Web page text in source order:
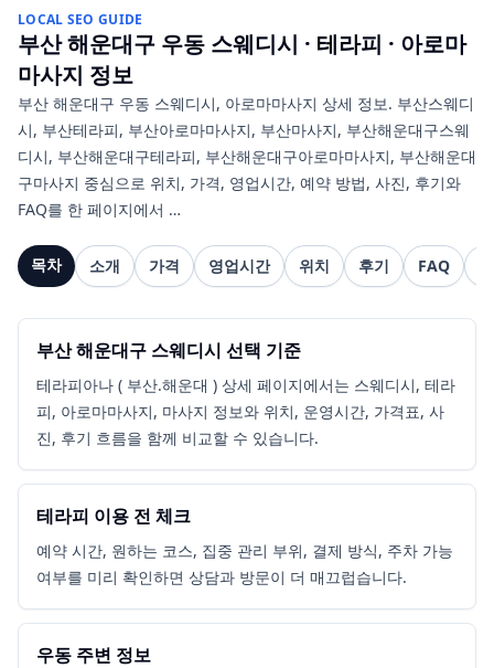
LOCAL SEO GUIDE
부산 해운대구 우동 스웨디시 · 테라피 · 아로마
마사지 정보
부산 해운대구 우동 스웨디시, 아로마마사지 상세 정보. 부산스웨디
시, 부산테라피, 부산아로마마사지, 부산마사지, 부산해운대구스웨
디시, 부산해운대구테라피, 부산해운대구아로마마사지, 부산해운대
구마사지 중심으로 위치, 가격, 영업시간, 예약 방법, 사진, 후기와
FAQ를 한 페이지에서 …
목차 소개 가격 영업시간 위치 후기 FAQ
부산 해운대구 스웨디시 선택 기준
테라피아나 ( 부산.해운대 ) 상세 페이지에서는 스웨디시, 테라
피, 아로마마사지, 마사지 정보와 위치, 운영시간, 가격표, 사
진, 후기 흐름을 함께 비교할 수 있습니다.
테라피 이용 전 체크
예약 시간, 원하는 코스, 집중 관리 부위, 결제 방식, 주차 가능
여부를 미리 확인하면 상담과 방문이 더 매끄럽습니다.
우동 주변 정보